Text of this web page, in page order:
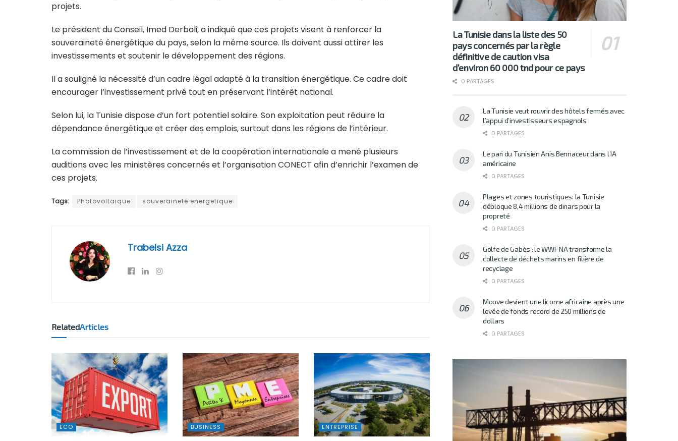
projets.
Le président du Conseil, Imed Derbali, a indiqué que ces projets visent à renforcer la
souveraineté énergétique du pays, selon la même source. Ils doivent aussi attirer les
investissements et soutenir le développement des régions.
Il a souligné la nécessité d’un cadre légal adapté à la transition énergétique. Ce cadre doit
encourager l’investissement privé tout en préservant l’intérêt national.
Selon lui, la Tunisie dispose d’un fort potentiel solaire. Son exploitation peut réduire la
dépendance énergétique et créer des emplois, surtout dans les régions de l’intérieur.
La commission de l’investissement et de la coopération internationale a mené plusieurs
auditions avec les ministères concernés et l’organisation CONECT afin d’enrichir l’examen de
ces projets.
Tags: Photovoltaique souveraineté energetique
Trabelsi Azza
RelatedArticles
ECO BUSINESS ENTREPRISE
La Tunisie dans la liste des 50
pays concernés par la règle
définitive de caution visa
d’environ 60 000 tnd pour ce pays
0 PARTAGES
La Tunisie veut rouvrir des hôtels fermés avec
l’appui d’investisseurs espagnols
0 PARTAGES
Le pari du Tunisien Anis Bennaceur dans l’IA
américaine
0 PARTAGES
Plages et zones touristiques: la Tunisie
débloque 8,4 millions de dinars pour la
propreté
0 PARTAGES
Golfe de Gabès : le WWF NA transforme la
collecte de déchets marins en filière de
recyclage
0 PARTAGES
Moove devient une licorne africaine après une
levée de fonds record de 250 millions de
dollars
0 PARTAGES